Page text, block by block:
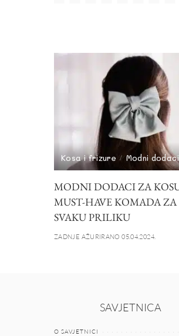
Kosa i frizure Modni dodaci
MODNI DODACI ZA
MUST-HAVE KOMADA ZA
SVAKU PRILIKU
ZADNJE AŽURIRANO 05.04.2024.
SAVJETNICA
O SAVJETNICI